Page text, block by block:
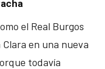
el Real Burgos
en una nueva
todavía